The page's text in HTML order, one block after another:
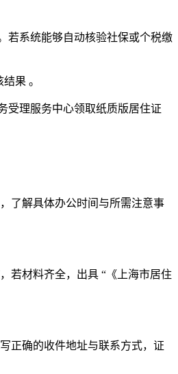
若系统能够自动核验社保或个税缴
果 。
受理服务中心领取纸质版居住证
了解具体办公时间与所需注意事
若材料齐全，出具 “《上海市居住
正确的收件地址与联系方式，证